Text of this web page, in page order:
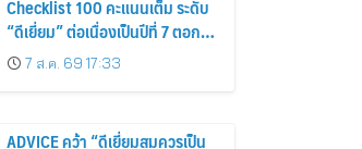
Checklist 100 คะแนนเต็ม ระดับ
“ดีเยี่ยม” ต่อเนื่องเป็นปีที่ 7 ตอกย้ำ
การดำเนินธุรกิจตามหลักธรรมาภิ
บาล โปร่งใส สร้างความเชื่อมั่นผู้
7 ส.ค. 69 17:33
ADVICE คว้า “ดีเยี่ยมสมควรเป็น